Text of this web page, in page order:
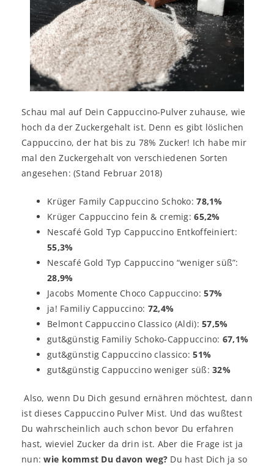
Schau mal auf Dein Cappuccino-Pulver zuhause, wie
hoch da der Zuckergehalt ist. Denn es gibt löslichen
Cappuccino, der hat bis zu 78% Zucker! Ich habe mir
mal den Zuckergehalt von verschiedenen Sorten
angesehen: (Stand Februar 2018)
Krüger Family Cappuccino Schoko:78,1%
Krüger Cappuccino fein & cremig:65,2%
Nescafé Gold Typ Cappuccino Entkoffeiniert:
55,3%
Nescafé Gold Typ Cappuccino “weniger süß”:
28,9%
Jacobs Momente Choco Cappuccino:57%
ja! Familiy Cappuccino: 72,4%
Belmont Cappuccino Classico (Aldi):57,5%
gut&günstig Familiy Schoko-Cappuccino: 67,1%
gut&günstig Cappuccino classico:51%
gut&günstig Cappuccino weniger süß:32%
Also, wenn Du Dich gesund ernähren möchtest, dann
ist dieses Cappuccino Pulver Mist. Und das wußtest
Du wahrscheinlich auch schon bevor Du erfahren
hast, wieviel Zucker da drin ist. Aber die Frage ist ja
nun:wie kommst Du davon weg? Du hast Dich ja so